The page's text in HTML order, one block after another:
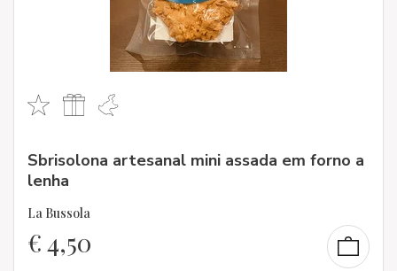
Sbrisolona artesanal mini assada em forno a
lenha
La Bussola
€4,50